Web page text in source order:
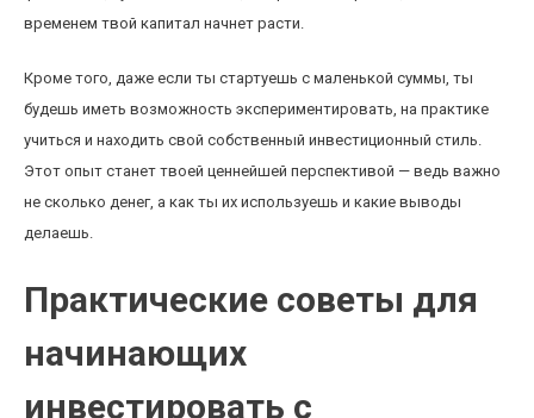
временем твой капитал начнет расти.
Кроме того, даже если ты стартуешь с маленькой суммы, ты
будешь иметь возможность экспериментировать, на практике
учиться и находить свой собственный инвестиционный стиль.
Этот опыт станет твоей ценнейшей перспективой — ведь важно
не сколько денег, а как ты их используешь и какие выводы
делаешь.
Практические советы для
начинающих
инвестировать с